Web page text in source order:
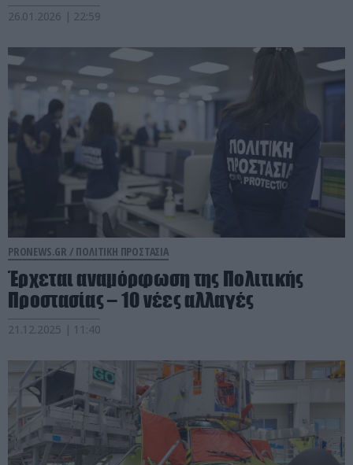
26.01.2026 | 22:59
PRONEWS.GR / ΠΟΛΙΤΙΚΗ ΠΡΟΣΤΑΣΙΑ
Έρχεται αναμόρφωση της Πολιτικής
Προστασίας – 10 νέες αλλαγές
21.12.2025 | 11:40